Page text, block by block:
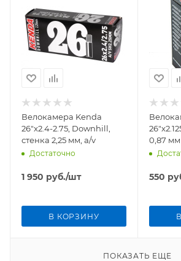
Велокамера Kenda
26"x2.4-2.75, Downhill,
стенка 2,25 мм, a/v
Достаточно
1 950 руб./шт
В КОРЗИНУ
0,87
550
ПОКАЗАТЬ ЕЩЕ